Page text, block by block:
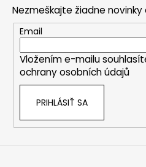
Nezmeškajte žiadne
Email
Vložením e-mailu
ochrany osobních údajů
PRIHLÁSIŤ SA